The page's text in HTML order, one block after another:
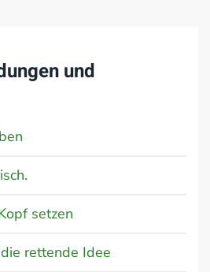
und
setzen
rettende Idee